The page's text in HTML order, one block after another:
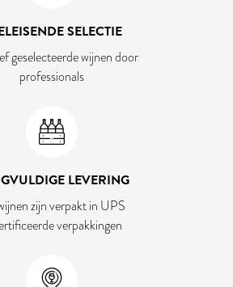
SELECTIE
geselecteerde wijnen door
professionals
LEVERING
zijn verpakt in UPS
verpakkingen